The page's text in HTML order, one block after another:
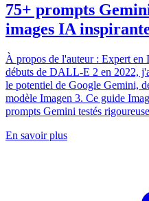
75+ prompts
images IA
À propos de l'auteur : Expert en
débuts de DALL-E 2 en 2022,
le potentiel de Google Gemini,
modèle Imagen 3. Ce guide
prompts Gemini testés
En savoir plus